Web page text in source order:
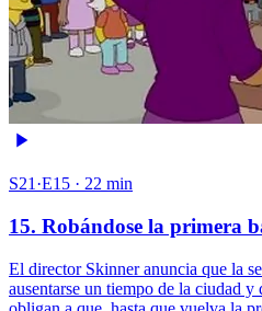
S21·E15 · 22 min
15. Robándose la primera
El director Skinner anuncia que la
ausentarse un tiempo de la ciudad y